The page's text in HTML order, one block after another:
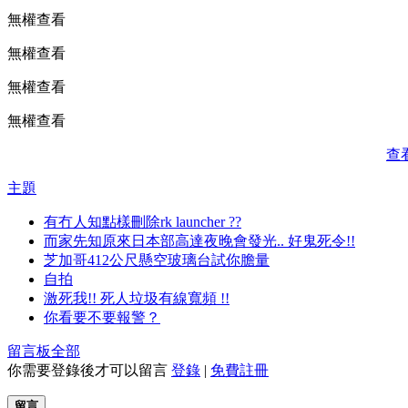
無權查看
無權查看
無權查看
無權查看
查
主題
有冇人知點樣刪除rk launcher ??
而家先知原來日本部高達夜晚會發光.. 好鬼死令!!
芝加哥412公尺懸空玻璃台試你膽量
自拍
激死我!! 死人垃圾有線寬頻 !!
你看要不要報警？
留言板全部
你需要登錄後才可以留言 登錄 | 免費註冊